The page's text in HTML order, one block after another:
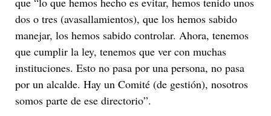
dos o tres (avasallamientos), que los hemos sabido
manejar, los hemos sabido controlar. Ahora, tenemos
que cumplir la ley, tenemos que ver con muchas
instituciones. Esto no pasa por una persona, no pasa
por un alcalde. Hay un Comité (de gestión), nosotros
somos parte de ese directorio”.